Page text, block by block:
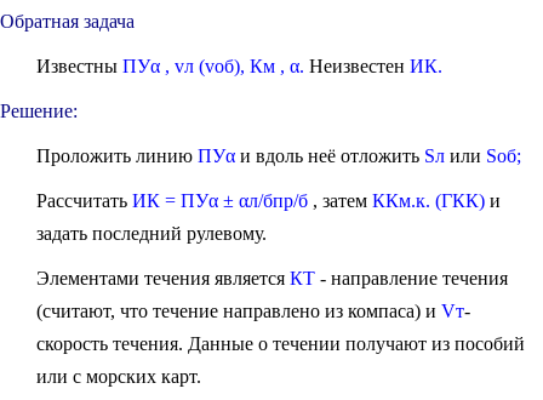
Обратная задача
Известны ПУα , vл (vоб), Км , α. Неизвестен ИК.
Решение:
Проложить линию ПУα и вдоль неё отложить Sл или Sоб;
Рассчитать ИК = ПУα ± αл/бпр/б , затем ККм.к. (ГКК) и
задать последний рулевому.
Элементами течения является КT - направление течения
(считают, что течение направлено из компаса) и Vт-
скорость течения. Данные о течении получают из пособий
или с морских карт.